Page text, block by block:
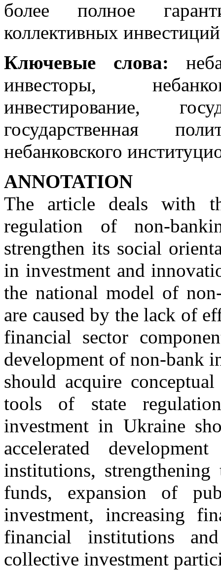
более полное
коллективных
Ключевые слова:
инвесторы,
инвестирование,
государственная
небанковского
ANNOTATION
The article deals with
regulation of non-
strengthen its social
in investment and
the national model of
are caused by the lack of
financial sector
development of non-bank
should acquire
tools of state
investment in Ukraine
accelerated
institutions,
funds, expansion of
investment, increasing
financial institutions
collective investment